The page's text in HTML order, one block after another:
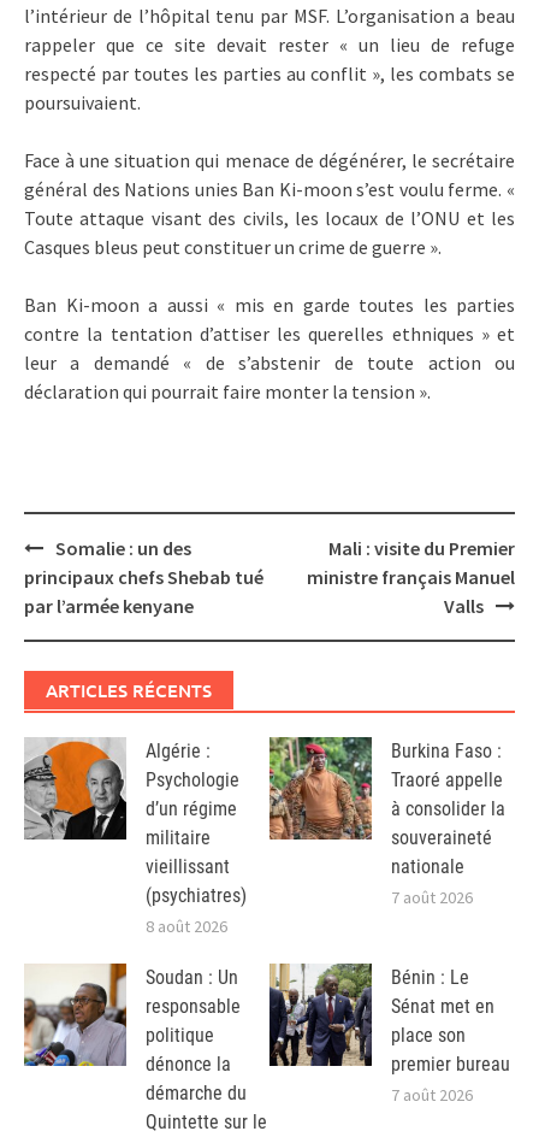
l’intérieur de l’hôpital tenu par MSF. L’organisation a beau
rappeler que ce site devait rester « un lieu de refuge
respecté par toutes les parties au conflit », les combats se
poursuivaient.
Face à une situation qui menace de dégénérer, le secrétaire
général des Nations unies Ban Ki-moon s’est voulu ferme. «
Toute attaque visant des civils, les locaux de l’ONU et les
Casques bleus peut constituer un crime de guerre ».
Ban Ki-moon a aussi « mis en garde toutes les parties
contre la tentation d’attiser les querelles ethniques » et
leur a demandé « de s’abstenir de toute action ou
déclaration qui pourrait faire monter la tension ».
Post
navigation
Somalie : un des
principaux chefs Shebab tué
par l’armée kenyane
Mali : visite du Premier
ministre français Manuel
Valls
ARTICLES RÉCENTS
Algérie :
Psychologie
d’un régime
militaire
vieillissant
(psychiatres)
8 août 2026
Burkina Faso :
Traoré appelle
à consolider la
souveraineté
nationale
7 août 2026
Soudan : Un
responsable
politique
dénonce la
démarche du
Quintette sur le
Bénin : Le
Sénat met en
place son
premier bureau
7 août 2026